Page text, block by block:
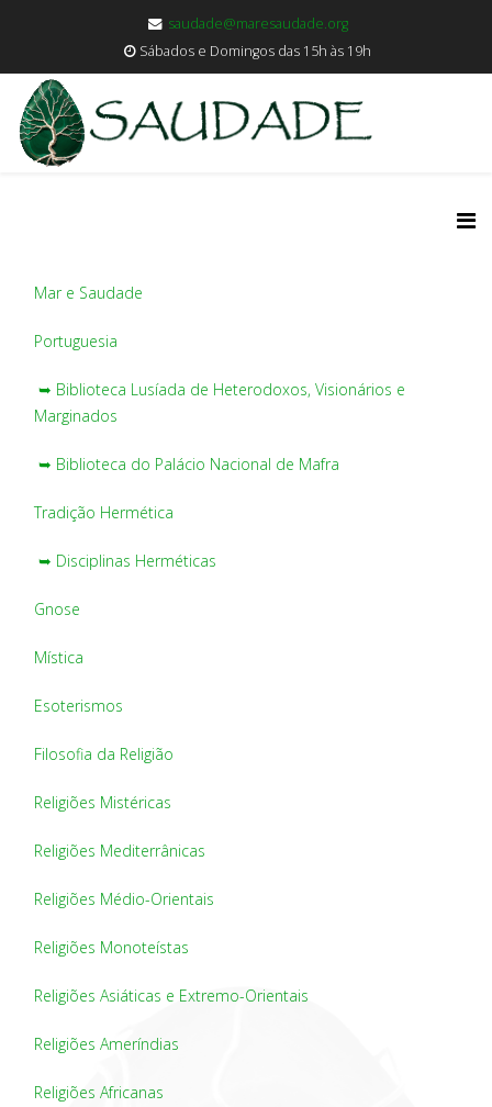
saudade@maresaudade.org
Sábados e Domingos das 15h às 19h
Mar e Saudade
Portuguesia
➥ Biblioteca Lusíada de Heterodoxos, Visionários e
Marginados
➥ Biblioteca do Palácio Nacional de Mafra
Tradição Hermética
➥ Disciplinas Herméticas
Gnose
Mística
Esoterismos
Filosofia da Religião
Religiões Mistéricas
Religiões Mediterrânicas
Religiões Médio-Orientais
Religiões Monoteístas
Religiões Asiáticas e Extremo-Orientais
Religiões Ameríndias
Religiões Africanas